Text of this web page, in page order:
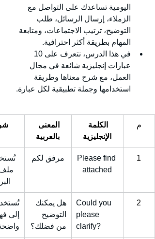
اليومية تساعدك على التواصل مع
الزملاء، إرسال الرسائل، طلب
التوضيح، ترتيب الاجتماعات، ومتابعة
المهام بطريقة أكثر احترافية.
عبارات إنجليزية شائعة في مجال
العمل، مع شرح معناها وطريقة
استخدامها وجملة تطبيقية لكل عبارة.
م
الكلمة
الإنجليزية
المعنى
بالعربية
1
Please find
attached
مرفق لكم
2
Could you
please
clarify?
هل يمكنك
التوضيح
من فضلك؟
إلى